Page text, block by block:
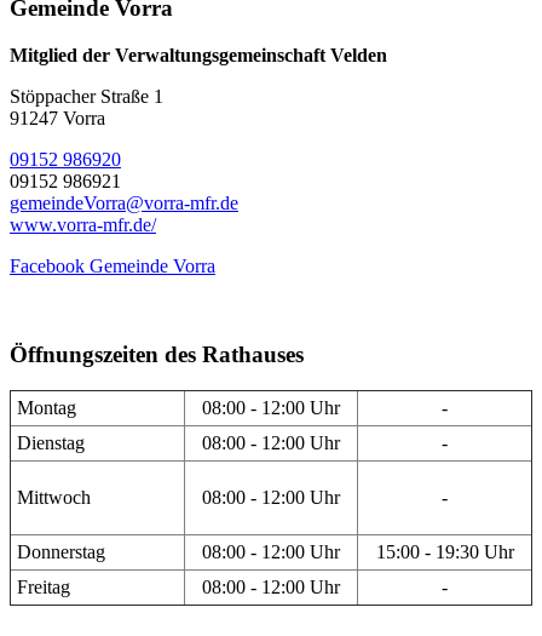
Gemeinde Vorra
Mitglied der Verwaltungsgemeinschaft Velden
Stöppacher Straße 1
91247 Vorra
09152 986920
09152 986921
gemeindeVorra@vorra-mfr.de
www.vorra-mfr.de/
Facebook Gemeinde Vorra
Öffnungszeiten des Rathauses
Montag 08:00 - 12:00 Uhr
-
Dienstag
08:00 - 12:00 Uhr -
Mittwoch 08:00 - 12:00 Uhr -
Donnerstag 08:00 - 12:00 Uhr
15:00 - 19:30 Uhr
Freitag
08:00 - 12:00 Uhr -